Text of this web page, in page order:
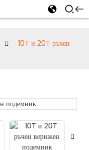
10T и 20T ръчен